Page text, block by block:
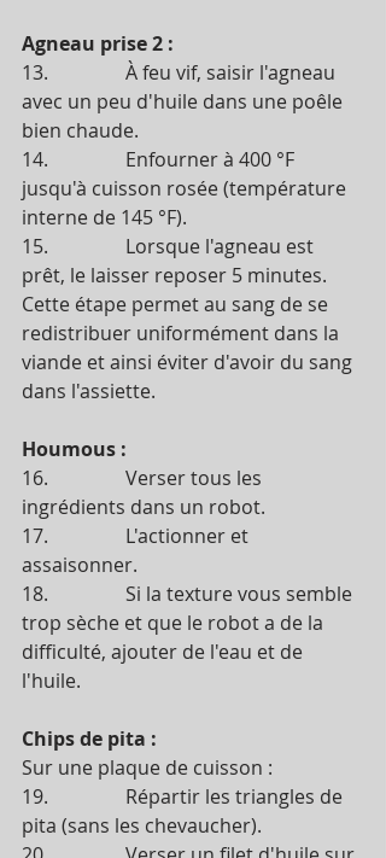
Agneau prise 2 :
13.                À feu vif, saisir l'agneau
avec un peu d'huile dans une poêle
bien chaude.
14.                Enfourner à 400 °F
jusqu'à cuisson rosée (température
interne de 145 °F).
15.                Lorsque l'agneau est
prêt, le laisser reposer 5 minutes.
Cette étape permet au sang de se
redistribuer uniformément dans la
viande et ainsi éviter d'avoir du sang
dans l'assiette.
Houmous :
16.                Verser tous les
ingrédients dans un robot.
17.                L'actionner et
assaisonner.
18.                Si la texture vous semble
trop sèche et que le robot a de la
difficulté, ajouter de l'eau et de
l'huile.
Chips de pita :
Sur une plaque de cuisson :
19.                Répartir les triangles de
pita (sans les chevaucher).